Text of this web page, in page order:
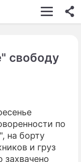
БИЗНЕС
свободу
по
на борту
и груз
захвачено